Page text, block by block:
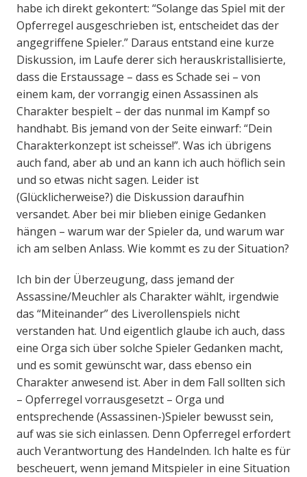
habe ich direkt gekontert: “Solange das Spiel mit der
Opferregel ausgeschrieben ist, entscheidet das der
angegriffene Spieler.” Daraus entstand eine kurze
Diskussion, im Laufe derer sich herauskristallisierte,
dass die Erstaussage – dass es Schade sei – von
einem kam, der vorrangig einen Assassinen als
Charakter bespielt – der das nunmal im Kampf so
handhabt. Bis jemand von der Seite einwarf: “Dein
Charakterkonzept ist scheisse!”. Was ich übrigens
auch fand, aber ab und an kann ich auch höflich sein
und so etwas nicht sagen. Leider ist
(Glücklicherweise?) die Diskussion daraufhin
versandet. Aber bei mir blieben einige Gedanken
hängen – warum war der Spieler da, und warum war
ich am selben Anlass. Wie kommt es zu der Situation?
Ich bin der Überzeugung, dass jemand der
Assassine/Meuchler als Charakter wählt, irgendwie
das “Miteinander” des Liverollenspiels nicht
verstanden hat. Und eigentlich glaube ich auch, dass
eine Orga sich über solche Spieler Gedanken macht,
und es somit gewünscht war, dass ebenso ein
Charakter anwesend ist. Aber in dem Fall sollten sich
– Opferregel vorrausgesetzt – Orga und
entsprechende (Assassinen-)Spieler bewusst sein,
auf was sie sich einlassen. Denn Opferregel erfordert
auch Verantwortung des Handelnden. Ich halte es für
bescheuert, wenn jemand Mitspieler in eine Situation